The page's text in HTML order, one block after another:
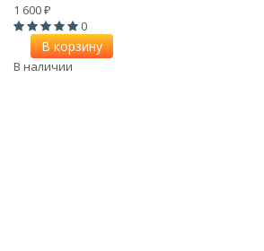
1 600 ₽
0
В корзину
В наличии